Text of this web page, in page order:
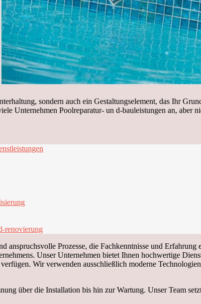
sondern auch ein Gestaltungselement, das Ihr
Unternehmen Poolreparatur- un d-bauleistungen an, aber
renovierung
anspruchsvolle Prozesse, die Fachkenntnisse und
Unser Unternehmen bietet Ihnen hochwertige
Wir verwenden ausschließlich moderne
über die Installation bis hin zur Wartung. Unser Team